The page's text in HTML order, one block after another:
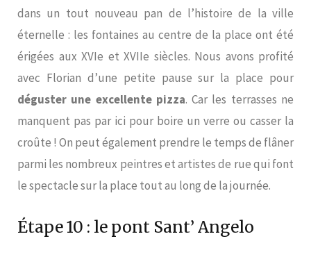
dans un tout nouveau pan de l’histoire de la ville
éternelle : les fontaines au centre de la place ont été
érigées aux XVIe et XVIIe siècles. Nous avons profité
avec Florian d’une petite pause sur la place pour
déguster une excellente pizza. Car les terrasses ne
manquent pas par ici pour boire un verre ou casser la
croûte ! On peut également prendre le temps de flâner
parmi les nombreux peintres et artistes de rue qui font
le spectacle sur la place tout au long de la journée.
Étape 10 : le pont Sant’ Angelo